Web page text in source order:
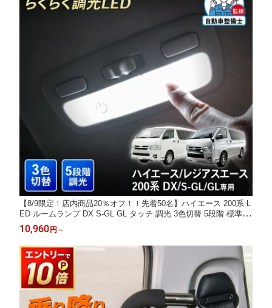
【8/9限定！店内商品20％オフ！！先着50名】ハイエース 200系 L
ED ルームランプ DX S-GL GL タッチ 調光 3色切替 5段階 標準車
ワイド レジアスエース ホワイト アンバー 電球色 フロント セン
ター アクセサリー パーツ カスタム インテリア 簡単取付 明るさ
調整 トヨタ
10,960 円 ～